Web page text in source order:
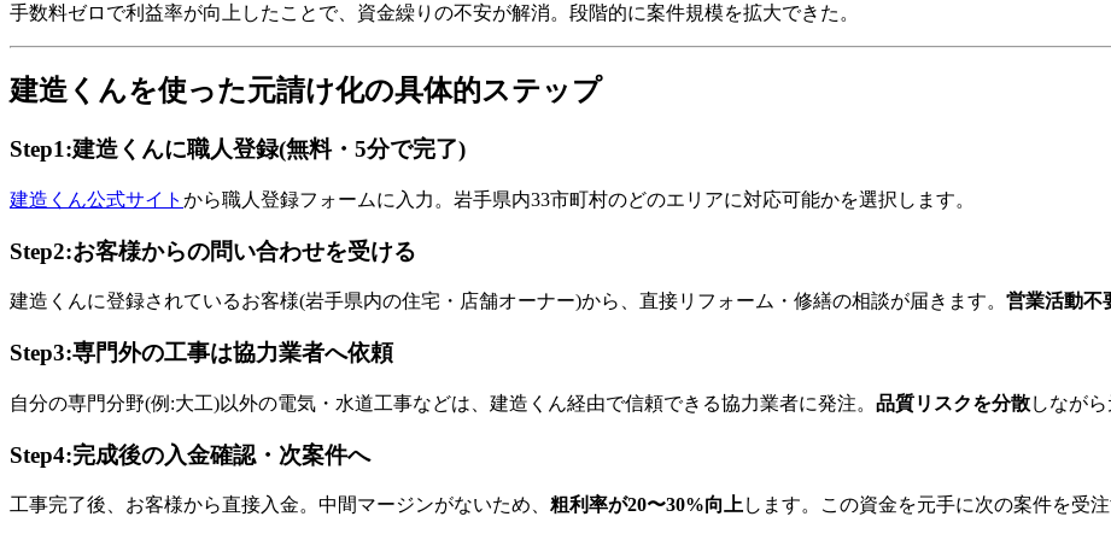
手数料ゼロで利益率が向上したことで、資金繰りの不安が解消。段階的に案件規模を拡大できた。
建造くんを使った元請け化の具体的ステップ
Step1:建造くんに職人登録(無料・5分で完了)
建造くん公式サイト から職人登録フォームに入力。岩手県内33市町村のどのエリアに対応可能かを選択します。
Step2:お客様からの問い合わせを受ける
建造くんに登録されているお客様(岩手県内の住宅・店舗オーナー)から、直接リフォーム・修繕の相談が届きます。 営業活動不
Step3:専門外の工事は協力業者へ依頼
自分の専門分野(例:大工)以外の電気・水道工事などは、建造くん経由で信頼できる協力業者に発注。 品質リスクを分散しなが
Step4:完成後の入金確認・次案件へ
工事完了後、お客様から直接入金。中間マージンがないため、 粗利率が20〜30%向上 します。この資金を元手に次の案件を受